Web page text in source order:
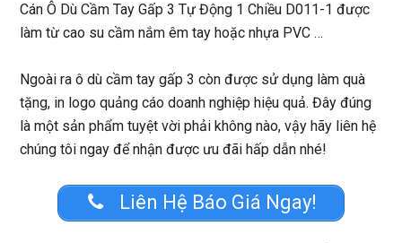
Cán Ô Dù Cầm Tay Gấp 3 Tự Động 1 Chiều D011-1 được
làm từ cao su cầm nắm êm tay hoặc nhựa PVC …
Ngoài ra ô dù cầm tay gấp 3 còn được sử dụng làm quà
tặng, in logo quảng cáo doanh nghiệp hiệu quả. Đây đúng
là một sản phẩm tuyệt vời phải không nào, vậy hãy liên hệ
chúng tôi ngay để nhận được ưu đãi hấp dẫn nhé!
Liên Hệ Báo Giá Ngay!